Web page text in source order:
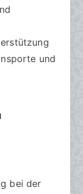
und
bei der